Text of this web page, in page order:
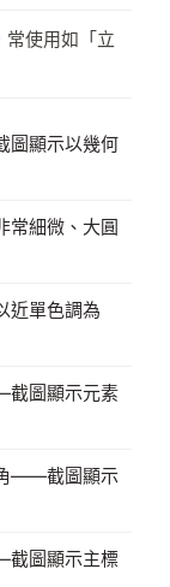
常使用如「立
圖顯示以幾何
細微、大圓
近單色調為
截圖顯示元素
——截圖顯示
截圖顯示主標